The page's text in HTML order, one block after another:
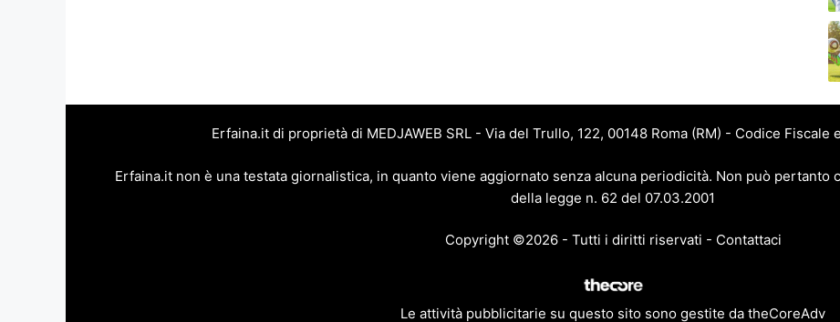
Erfaina.it di proprietà di MEDJAWEB SRL - Via del Trullo, 122, 00148 Roma (RM) - Codice Fiscale
Erfaina.it non è una testata giornalistica, in quanto viene aggiornato senza alcuna periodicità. Non può
della legge n. 62 del 07.03.2001
Copyright ©2026 - Tutti i diritti riservati - Contattaci
Le attività pubblicitarie su questo sito sono gestite da theCoreAdv